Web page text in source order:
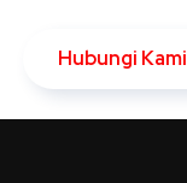
Hubungi Kami